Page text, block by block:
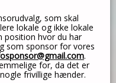
som skal
lokale og ikke lokale
position hvor du har
som sponsor for vores
.
for, da det er
frivillige hænder.